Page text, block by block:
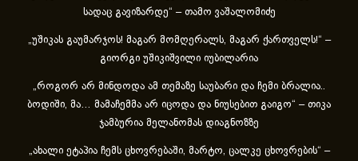
სადაც გავიზარდე“ – თამო ვაშალომიძე
„უშიკას გაუმარჯოს! მაგარ მომღერალს, მაგარ ქართველს!“ –
გიორგი უშიკიშვილი იუბილარია
„როგორ არ მინდოდა ამ თემაზე საუბარი და ჩემი ბრალია..
ბოდიში, მა… მამაჩემმა არ იცოდა და ნიუსებით გაიგო“ – თიკა
ჯამბურია მელანომას დიაგნოზზე
„ახა­ლი ეტა­პია ჩემს ცხოვ­რე­ბა­ში, მარ­ტო, ცალ­კე ცხოვ­რე­ბის“ –